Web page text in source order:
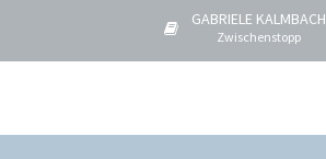
i
GABRIELE KALMBACH
Zwischenstopp
NEUE KOCHBÜCHER IM FRÜHJAHR 2021